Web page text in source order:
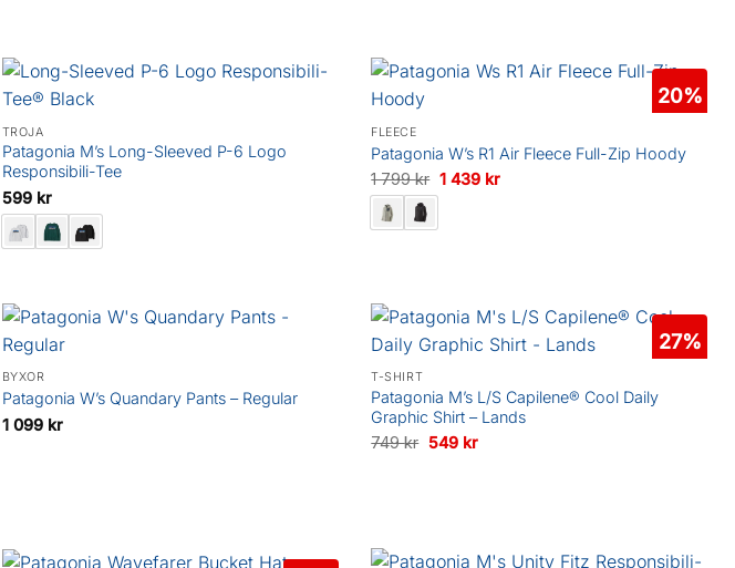
1
1
TRÖJA
Patagonia M’s Long-Sleeved P-6 Logo
Responsibili-Tee
599 kr
20%
FLEECE
Patagonia W’s R1 Air Fleece Full-Zip Hoody
1 799kr Det
ursprungliga
priset
1 439 krDet
BYXOR
Patagonia W’s Quandary Pants – Regular
1 099 kr
27%
T-SHIRT
Patagonia M’s L/S Capilene® Cool Daily
Graphic Shirt – Lands
749kr Det
549 krDet